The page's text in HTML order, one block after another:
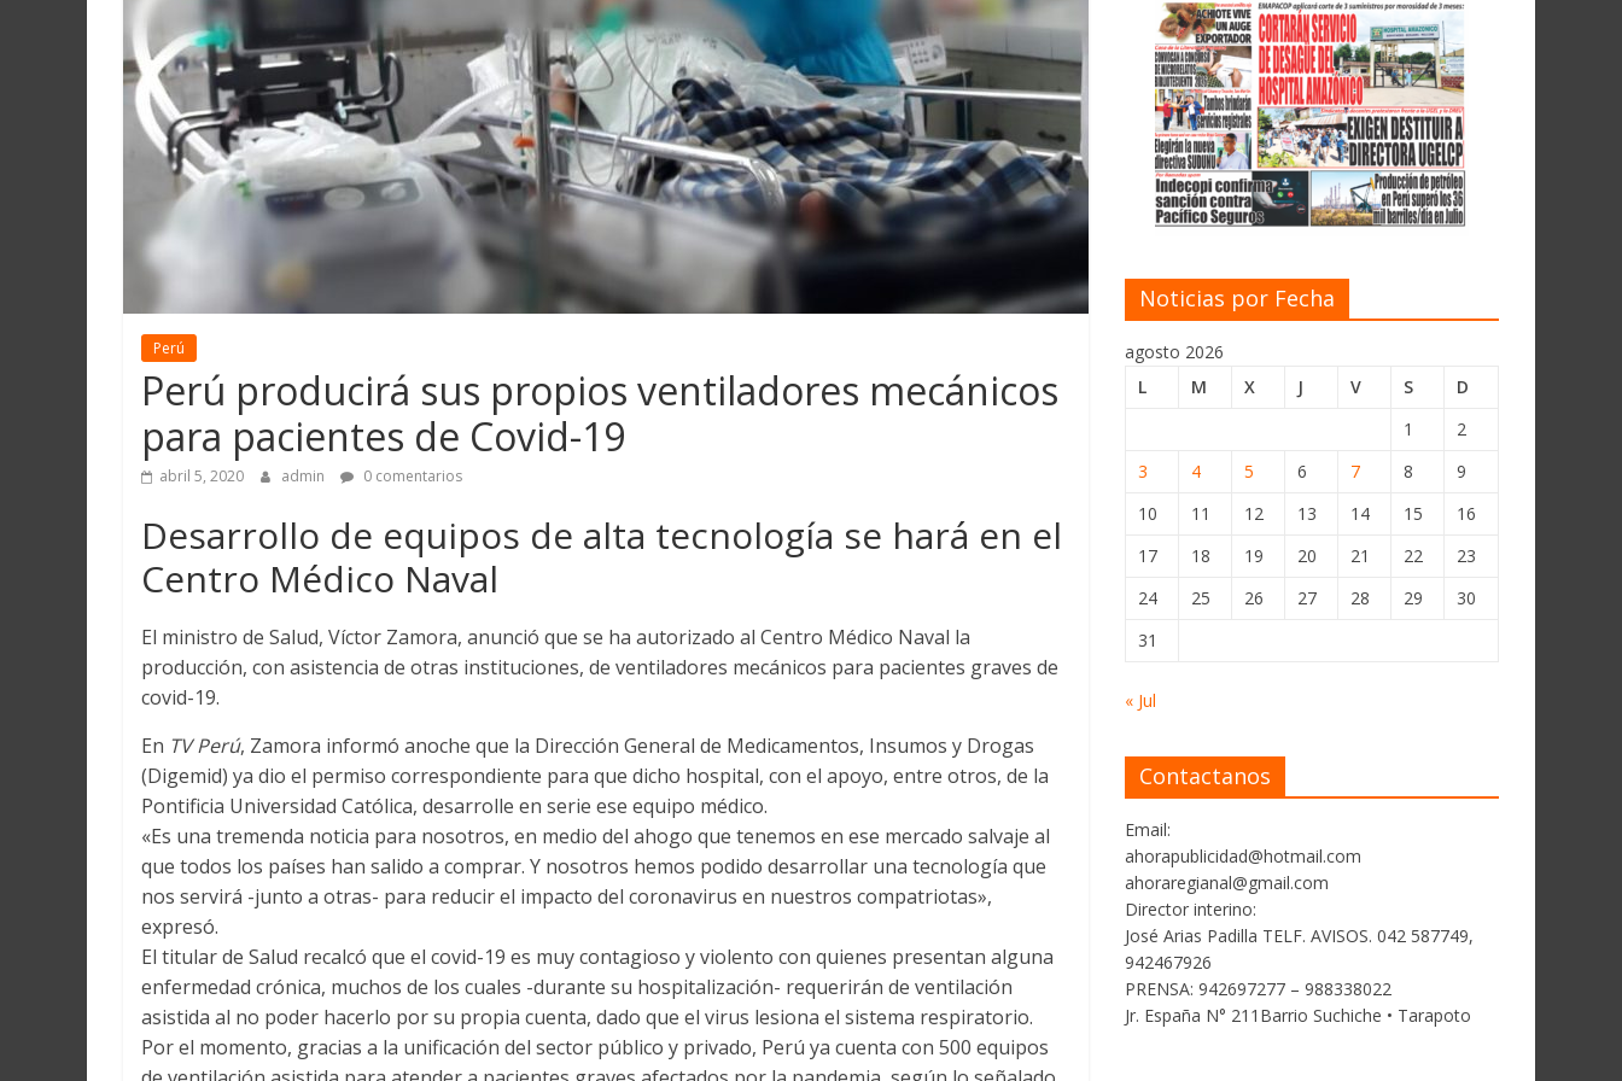
Martín
Loreto
Perú
Perú producirá sus propios ventiladores mecánicos
para pacientes de Covid-19
abril 5, 2020 admin 0 comentarios
Desarrollo de equipos de alta tecnología se hará en el
Centro Médico Naval
El ministro de Salud, Víctor Zamora, anunció que se ha autorizado al Centro Médico Naval la
producción, con asistencia de otras instituciones, de ventiladores mecánicos para pacientes graves de
covid-19.
En TV Perú, Zamora informó anoche que la Dirección General de Medicamentos, Insumos y Drogas
(Digemid) ya dio el permiso correspondiente para que dicho hospital, con el apoyo, entre otros, de la
Pontificia Universidad Católica, desarrolle en serie ese equipo médico.
«Es una tremenda noticia para nosotros, en medio del ahogo que tenemos en ese mercado salvaje al
que todos los países han salido a comprar. Y nosotros hemos podido desarrollar una tecnología que
nos servirá -junto a otras- para reducir el impacto del coronavirus en nuestros compatriotas»,
expresó.
El titular de Salud recalcó que el covid-19 es muy contagioso y violento con quienes presentan alguna
enfermedad crónica, muchos de los cuales -durante su hospitalización- requerirán de ventilación
asistida al no poder hacerlo por su propia cuenta, dado que el virus lesiona el sistema respiratorio.
Por el momento, gracias a la unificación del sector público y privado, Perú ya cuenta con 500 equipos
Noticias por Fecha
agosto 2026
L
M X J V S
D
1
2
3
4 5 6 7 8
9
10
11 12 13 14 15
16
17
18 19 20 21 22
23
24
25 26 27 28 29
30
31
« Jul
Contactanos
Email:
ahorapublicidad@hotmail.com
ahoraregianal@gmail.com
Director interino:
José Arias Padilla TELF. AVISOS. 042 587749,
942467926
PRENSA: 942697277 – 988338022
Jr. España N° 211Barrio Suchiche • Tarapoto